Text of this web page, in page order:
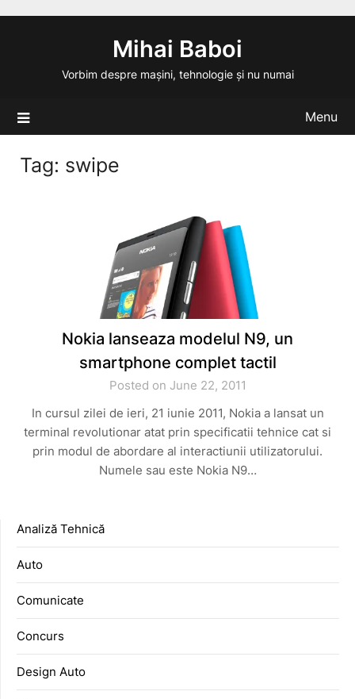
Mihai Baboi
Vorbim despre mașini, tehnologie și nu numai
Menu
Tag: swipe
Nokia lanseaza modelul N9, un
smartphone complet tactil
Posted on June 22, 2011
In cursul zilei de ieri, 21 iunie 2011, Nokia a lansat un
terminal revolutionar atat prin specificatii tehnice cat si
prin modul de abordare al interactiunii utilizatorului.
Numele sau este Nokia N9…
Analiză Tehnică
Auto
Comunicate
Concurs
Design Auto